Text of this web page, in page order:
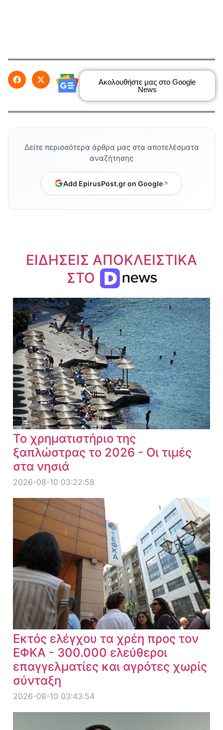
Ακολουθήστε μας στο Google
News
Δείτε περισσότερα άρθρα μας στα αποτελέσματα
αναζήτησης
Add EpirusPost.gr on Google
ΕΙΔΗΣΕΙΣ ΑΠΟΚΛΕΙΣΤΙΚΑ
ΣΤΟ
Το χρηματιστήριο της
ξαπλώστρας το 2026 - Οι τιμές
στα νησιά
2026-08-10 03:22:58
Εκτός ελέγχου τα χρέη προς τον
ΕΦΚΑ - 300.000 ελεύθεροι
επαγγελματίες και αγρότες χωρίς
σύνταξη
2026-08-10 03:43:54